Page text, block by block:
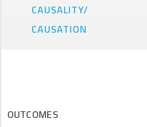
CAUSALITY/
CAUSATION
OUTCOMES